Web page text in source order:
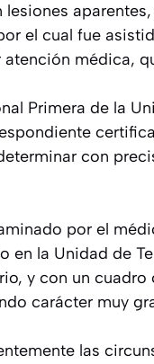
el cual fue
médica,
Primera de la
con
por el
en la Unidad de
y con un
carácter muy
las